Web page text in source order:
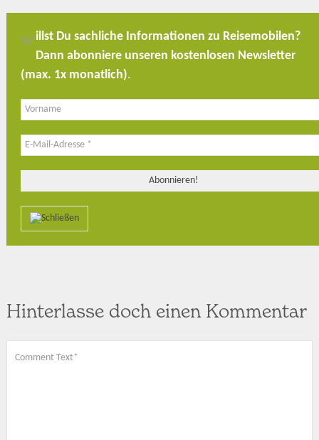
Willst Du sachliche Informationen zu Reisemobilen?
Dann abonniere unseren kostenlosen Newsletter
(max. 1x monatlich).
Hinterlasse doch einen Kommentar